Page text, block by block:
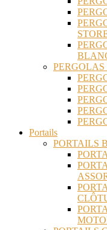
Portails
PORTAILS